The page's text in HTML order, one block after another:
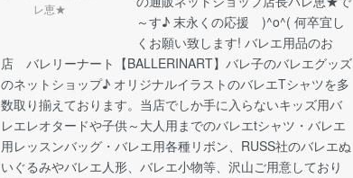
レ恵★
～す♪ 末永くの応援 )^o^( 何卒宜し
くお願い致します! バレエ用品のお
店 バレリーナート【BALLERINART】バレ子のバレエグッズ
のネットショップ♪ オリジナルイラストのバレエTシャツを多
数取り揃えております。当店でしか手に入らないキッズ用バ
レエレオタードや子供～大人用までのバレエtシャツ・バレエ
用レッスンバッグ・バレエ用各種リボン、RUSS社のバレエぬ
いぐるみやバレエ人形、バレエ小物等、沢山ご用意しており